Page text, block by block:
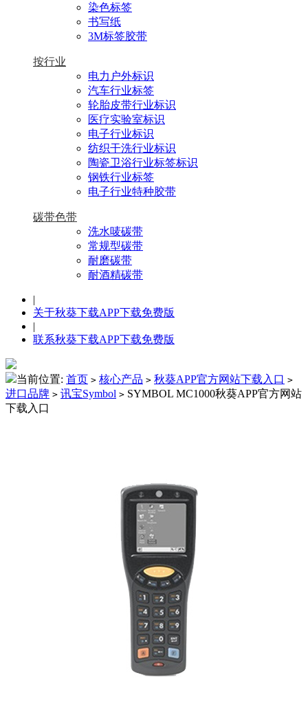
染色标签
书写纸
3M标签胶带
按行业
电力户外标识
汽车行业标签
轮胎皮带行业标识
医疗实验室标识
电子行业标识
纺织干洗行业标识
陶瓷卫浴行业标签标识
钢铁行业标签
电子行业特种胶带
碳带色带
洗水唛碳带
常规型碳带
耐磨碳带
耐酒精碳带
|
关于秋葵下载APP下载免费版
|
联系秋葵下载APP下载免费版
当前位置: 首页 > 核心产品 > 秋葵APP官方网站下载入口 >
进口品牌 > 讯宝Symbol > SYMBOL MC1000秋葵APP官方网站
下载入口